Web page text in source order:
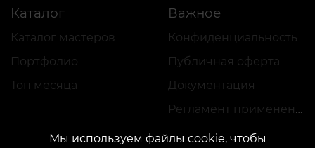
Каталог
Каталог мастеров
Портфолио
Топ месяца
Важное
Конфиденциальность
Публичная оферта
Документация
Регламент применения акций
Мы используем файлы cookie, чтобы